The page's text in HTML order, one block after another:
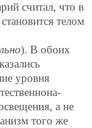
считал, что в
телом
). В обоих
уровня
а не
того же